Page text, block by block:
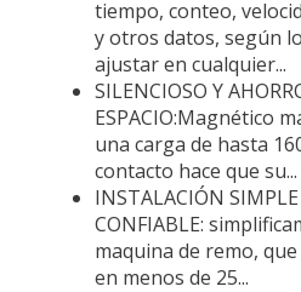
tiempo, conteo,
y otros datos, según
ajustar en cualquier...
SILENCIOSO Y
ESPACIO:Magnético
una carga de hasta
contacto hace que su...
INSTALACIÓN
CONFIABLE:
maquina de remo,
en menos de 25...